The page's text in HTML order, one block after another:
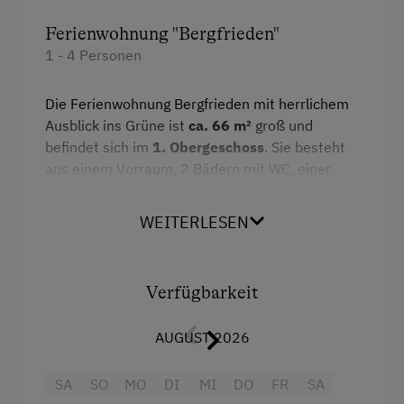
Ferienwohnung "Bergfrieden"
1 - 4 Personen
Die Ferienwohnung Bergfrieden mit herrlichem
Ausblick ins Grüne ist ca. 66 m² groß und
befindet sich im 1. Obergeschoss. Sie besteht
aus einem Vorraum, 2 Bädern mit WC, einer
Schlafzimmern - dieEinrichtung ist aus
WEITERLESEN
Verfügbarkeit
AUGUST 2026
SA
SO
MO
DI
MI
DO
FR
SA